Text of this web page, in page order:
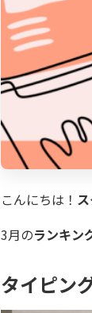
こんにちは！
3月のランキン
タイピン